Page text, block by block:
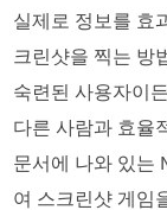
실제로 정보를 효
크린샷을 찍는 방
숙련된 사용자이
다른 사람과 효율
문서에 나와 있는
여 스크린샷 게임